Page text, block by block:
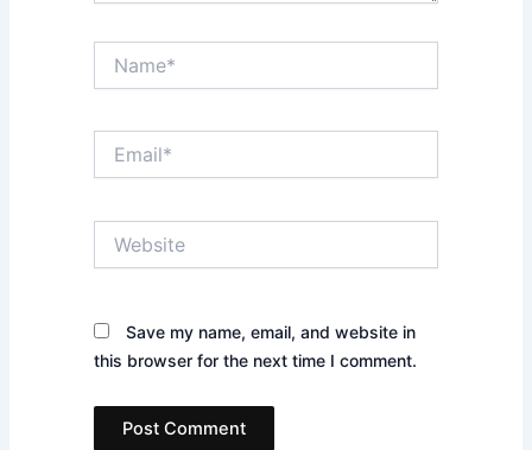
Save my name, email, and website in
this browser for the next time I comment.